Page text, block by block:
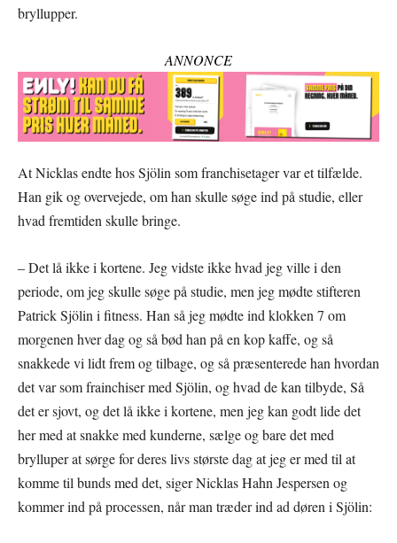
bryllupper.
ANNONCE
At Nicklas endte hos Sjölin som franchisetager var et tilfælde.
Han gik og overvejede, om han skulle søge ind på studie, eller
hvad fremtiden skulle bringe.
– Det lå ikke i kortene. Jeg vidste ikke hvad jeg ville i den
periode, om jeg skulle søge på studie, men jeg mødte stifteren
Patrick Sjölin i fitness. Han så jeg mødte ind klokken 7 om
morgenen hver dag og så bød han på en kop kaffe, og så
snakkede vi lidt frem og tilbage, og så præsenterede han hvordan
det var som frainchiser med Sjölin, og hvad de kan tilbyde, Så
det er sjovt, og det lå ikke i kortene, men jeg kan godt lide det
her med at snakke med kunderne, sælge og bare det med
brylluper at sørge for deres livs største dag at jeg er med til at
komme til bunds med det, siger Nicklas Hahn Jespersen og
kommer ind på processen, når man træder ind ad døren i Sjölin: